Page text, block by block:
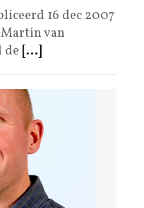
16 dec 2007
van
de [...]